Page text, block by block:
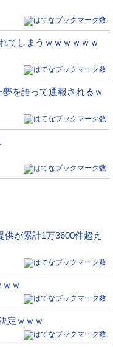
てしまうｗｗｗｗｗｗ
夢を語って通報されるｗ
供が累計1万3600件超え
ｗ
定ｗｗｗ